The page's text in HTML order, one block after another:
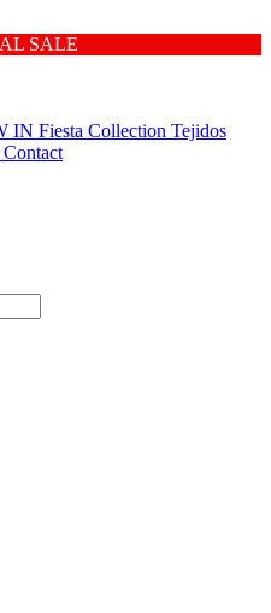
SALE
IN Fiesta Collection Tejidos
Contact